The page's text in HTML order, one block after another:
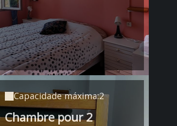
Capacidade máxima:2
Chambre pour 2